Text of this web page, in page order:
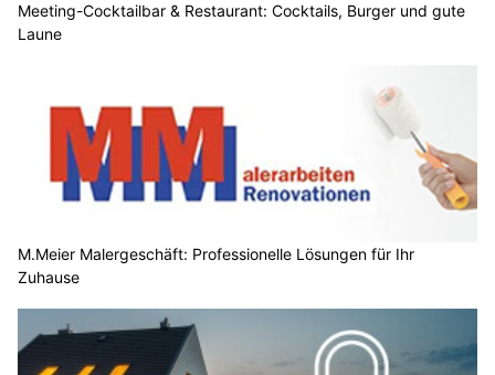
Meeting-Cocktailbar & Restaurant: Cocktails, Burger und gute
Laune
M.Meier Malergeschäft: Professionelle Lösungen für Ihr
Zuhause